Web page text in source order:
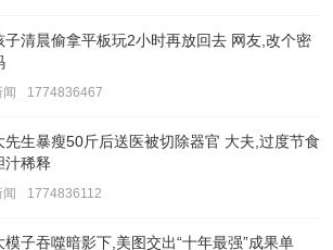
子清晨偷拿平板玩2小时再放回去 网友,改个密
闻 1774836467
先生暴瘦50斤后送医被切除器官 大夫,过度节食
汁稀释
闻 1774836112
模子吞噬暗影下,美图交出“十年最强”成果单